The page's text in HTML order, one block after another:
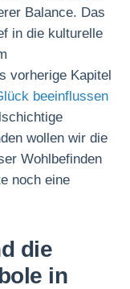
Balance. Das
in die kulturelle
vorherige Kapitel
beeinflussen
wollen wir die
Wohlbefinden
noch eine
die
in